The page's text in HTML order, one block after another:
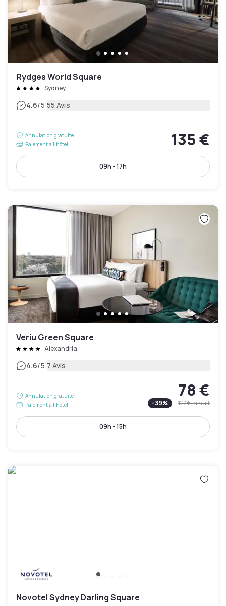
Rydges World Square
Sydney
4.6/5|55 Avis
Annulation gratuite
Paiement à l'hôtel
135 €
09h - 17h
Veriu Green Square
Alexandria
4.6/5|7 Avis
Annulation gratuite
Paiement à l'hôtel
78 €
-39% 127 €la nuit
09h - 15h
Novotel Sydney Darling Square